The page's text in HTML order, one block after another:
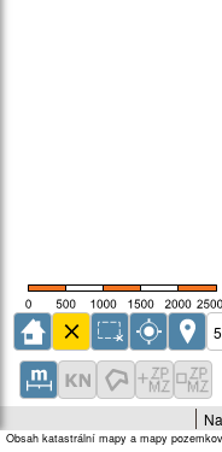
Obsah katastrální mapy a mapy